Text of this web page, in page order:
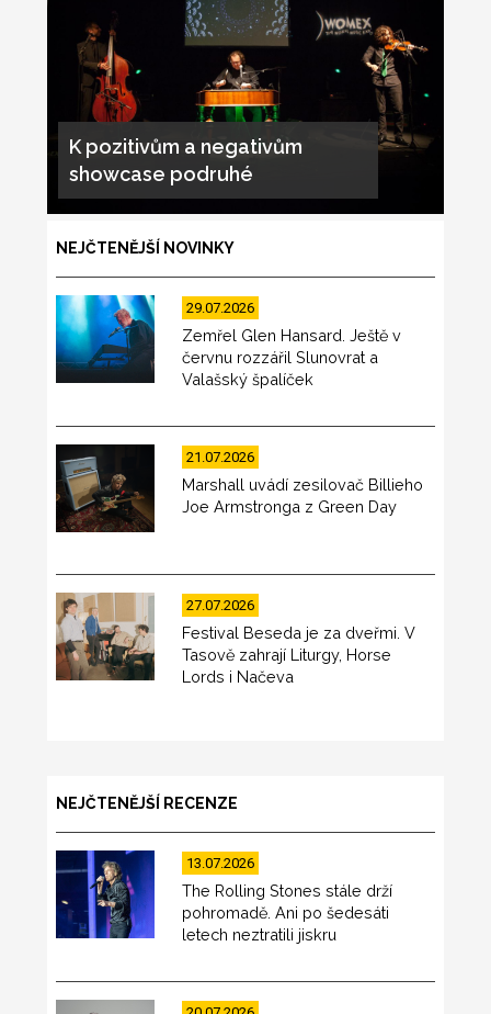
K pozitivům a negativům
showcase podruhé
NEJČTENĚJŠÍ NOVINKY
29.07.2026
Zemřel Glen Hansard. Ještě v
červnu rozzářil Slunovrat a
Valašský špalíček
21.07.2026
Marshall uvádí zesilovač Billieho
Joe Armstronga z Green Day
27.07.2026
Festival Beseda je za dveřmi. V
Tasově zahrají Liturgy, Horse
Lords i Načeva
NEJČTENĚJŠÍ RECENZE
13.07.2026
The Rolling Stones stále drží
pohromadě. Ani po šedesáti
letech neztratili jiskru